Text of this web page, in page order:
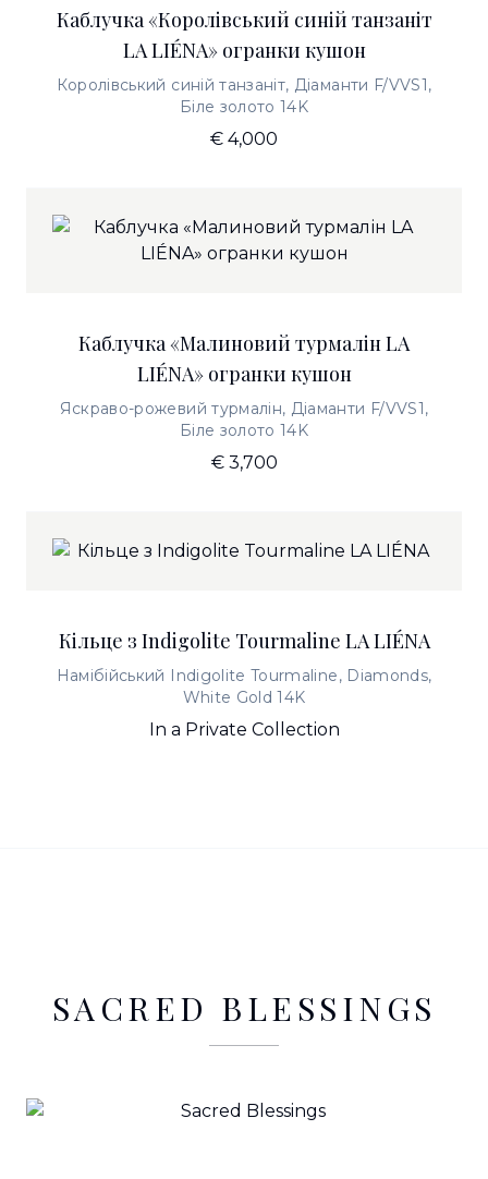
Каблучка «Королівський синій танзаніт
LA LIÉNA» огранки кушон
Королівський синій танзаніт, Діаманти F/VVS1,
Біле золото 14K
€ 4,000
Каблучка «Малиновий турмалін LA
LIÉNA» огранки кушон
Яскраво-рожевий турмалін, Діаманти F/VVS1,
Біле золото 14K
€ 3,700
Кільце з Indigolite Tourmaline LA LIÉNA
Намібійський Indigolite Tourmaline, Diamonds,
White Gold 14K
In a Private Collection
SACRED BLESSINGS